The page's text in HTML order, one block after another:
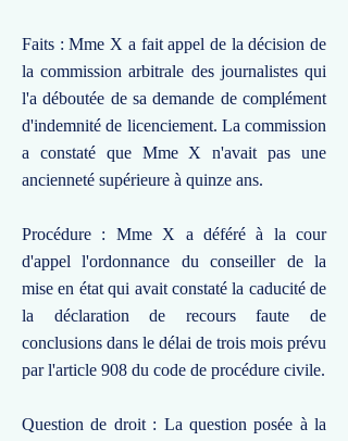
Faits : Mme X a fait appel de la décision de
la commission arbitrale des journalistes qui
l'a déboutée de sa demande de complément
d'indemnité de licenciement. La commission
a constaté que Mme X n'avait pas une
ancienneté supérieure à quinze ans.
Procédure : Mme X a déféré à la cour
d'appel l'ordonnance du conseiller de la
mise en état qui avait constaté la caducité de
la déclaration de recours faute de
conclusions dans le délai de trois mois prévu
par l'article 908 du code de procédure civile.
Question de droit : La question posée à la